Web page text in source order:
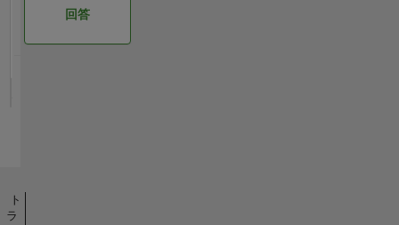
回答
ト
ラ